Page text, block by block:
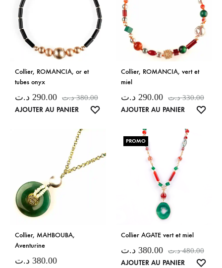
Collier, ROMANCIA, or et
tubes onyx
290.00 د.ت 380.00 د.ت
AJOUTER AU PANIER
Collier, ROMANCIA, vert et
miel
290.00 د.ت 330.00 د.ت
AJOUTER AU PANIER
Collier, MAHBOUBA,
Aventurine
380.00 د.ت
PROMO
Collier AGATE vert et miel
380.00 د.ت 480.00 د.ت
AJOUTER AU PANIER